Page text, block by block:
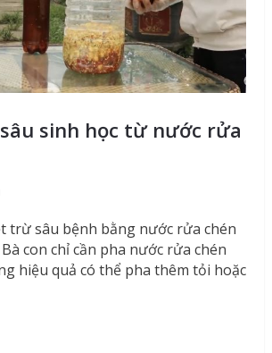
sinh học từ nước rửa
trừ sâu bệnh bằng nước rửa chén
con chỉ cần pha nước rửa chén
hiệu quả có thể pha thêm tỏi hoặc